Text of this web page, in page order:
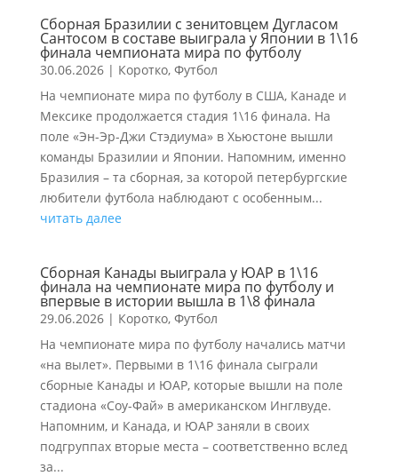
Сборная Бразилии с зенитовцем Дугласом
Сантосом в составе выиграла у Японии в 1\16
финала чемпионата мира по футболу
30.06.2026| Коротко, Футбол
На чемпионате мира по футболу в США, Канаде и
Мексике продолжается стадия 1\16 финала. На
поле «Эн-Эр-Джи Стэдиума» в Хьюстоне вышли
команды Бразилии и Японии. Напомним, именно
Бразилия – та сборная, за которой петербургские
любители футбола наблюдают с особенным...
читать далее
Сборная Канады выиграла у ЮАР в 1\16
финала на чемпионате мира по футболу и
впервые в истории вышла в 1\8 финала
29.06.2026| Коротко, Футбол
На чемпионате мира по футболу начались матчи
«на вылет». Первыми в 1\16 финала сыграли
сборные Канады и ЮАР, которые вышли на поле
стадиона «Соу-Фай» в американском Инглвуде.
Напомним, и Канада, и ЮАР заняли в своих
подгруппах вторые места – соответственно вслед
за...